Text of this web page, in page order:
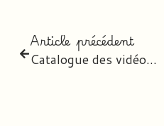
Article précédent
Catalogue des vidéos Canopé